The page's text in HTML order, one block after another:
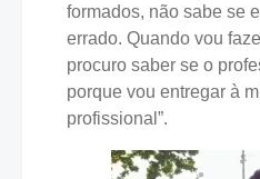
formados, não sabe se
errado. Quando vou
procuro saber se o
porque vou entregar à
profissional”.